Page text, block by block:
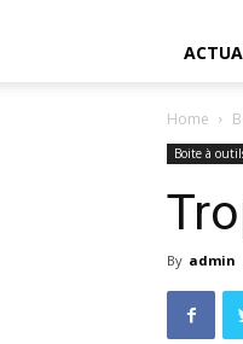
Home
Boite à
By admin